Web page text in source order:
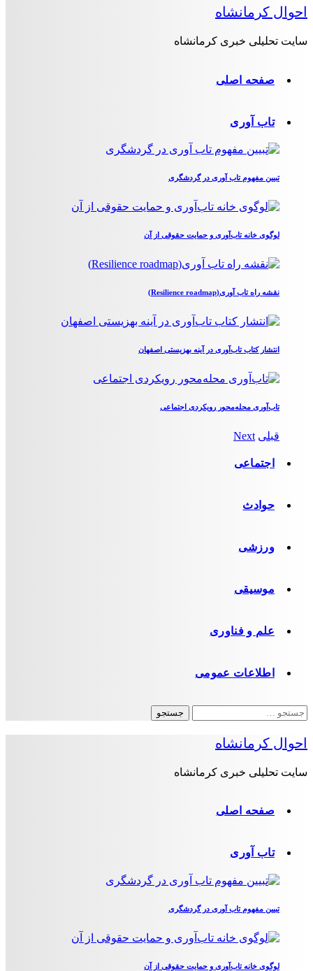
احوال کرمانشاه
سایت تحلیلی خبری کرمانشاه
صفحه اصلی
تاب آوری
تبیین مفهوم تاب آوری در گردشگری
لوگوی خانه تاب‌آوری و حمایت حقوقی از آن
نقشه راه تاب آوری(Resilience roadmap)
انتشار کتاب تاب‌آوری در آینه بهزیستی اصفهان
تاب‌آوری محله‌محور رویکردی اجتماعی
قبلی Next
اجتماعی
حوادث
ورزشی
موسیقی
علم و فناوری
اطلاعات عمومی
جستجو
برای:
احوال کرمانشاه
سایت تحلیلی خبری کرمانشاه
صفحه اصلی
تاب آوری
تبیین مفهوم تاب آوری در گردشگری
لوگوی خانه تاب‌آوری و حمایت حقوقی از آن